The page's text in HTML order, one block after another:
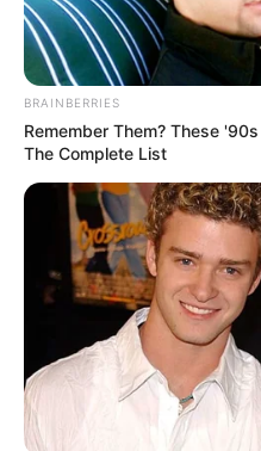
Η προετοιμασία
Συνόδου Κορυφής του
βρέθηκε στο
συνομιλίας που
BRAINBERRIES
Remember Them? These
The Complete List